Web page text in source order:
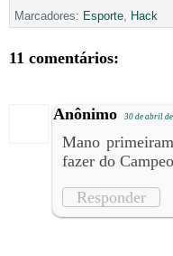
Marcadores: Esporte Hack
11 comentários:
Anônimo 30 de abril
Mano
fazer do
Responder